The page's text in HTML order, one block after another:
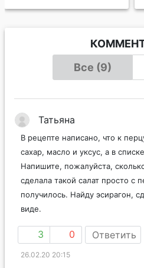
Все (9)
Татьяна
В рецепте написано, что к
сахар, масло и уксус, а в
Напишите, пожалуйста,
сделала такой салат просто с
получилось. Найду эсирагон,
виде.
3 0 Ответить
26.02.20 20:15